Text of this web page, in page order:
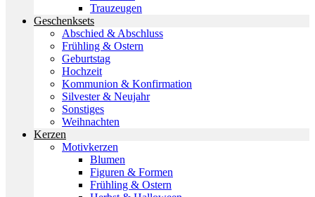
Trauzeugen
Geschenksets
Abschied & Abschluss
Frühling & Ostern
Geburtstag
Hochzeit
Kommunion & Konfirmation
Silvester & Neujahr
Sonstiges
Weihnachten
Kerzen
Motivkerzen
Blumen
Figuren & Formen
Frühling & Ostern